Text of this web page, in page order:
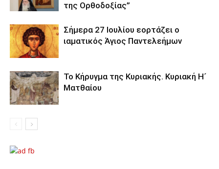
της Ορθοδοξίας”
Σήμερα 27 Ιουλίου εορτάζει ο
ιαματικός Άγιος Παντελεήμων
Το Κήρυγμα της Κυριακής. Κυριακή Η´
Ματθαίου